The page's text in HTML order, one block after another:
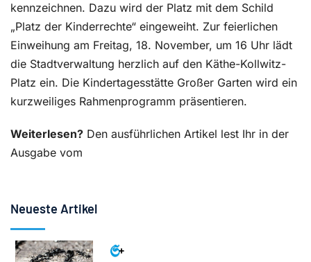
kennzeichnen. Dazu wird der Platz mit dem Schild
„Platz der Kinderrechte“ eingeweiht. Zur feierlichen
Einweihung am Freitag, 18. November, um 16 Uhr lädt
die Stadtverwaltung herzlich auf den Käthe-Kollwitz-
Platz ein. Die Kindertagesstätte Großer Garten wird ein
kurzweiliges Rahmenprogramm präsentieren.
Weiterlesen? Den ausführlichen Artikel lest Ihr in der
Ausgabe vom
Neueste Artikel